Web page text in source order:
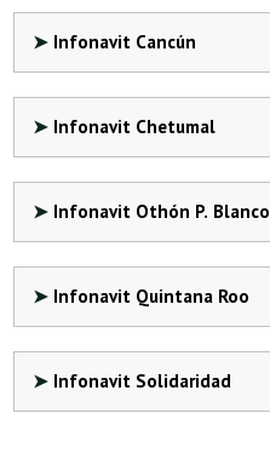
Infonavit Cancún
Infonavit Chetumal
Infonavit Othón P. Blanco
Infonavit Quintana Roo
Infonavit Solidaridad